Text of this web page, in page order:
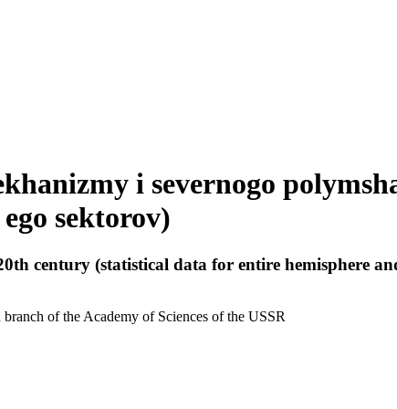
i severnogo
sektorov)
century (statistical data for entire hemisphere
of the Academy of Sciences of the USSR